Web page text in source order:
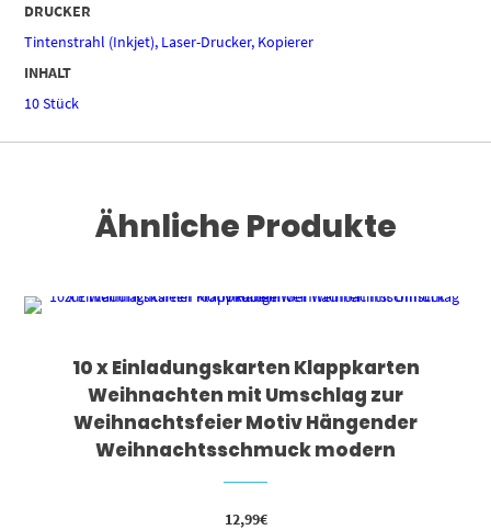
DRUCKER
Tintenstrahl (Inkjet), Laser-Drucker, Kopierer
INHALT
10 Stück
Ähnliche Produkte
10 x Einladungskarten Klappkarten
Weihnachten mit Umschlag zur
Weihnachtsfeier Motiv Hängender
Weihnachtsschmuck modern
12,99€